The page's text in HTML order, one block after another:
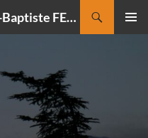
CIELMANIA : le blog de Jean-Baptiste FELDMANN, photographe du ciel